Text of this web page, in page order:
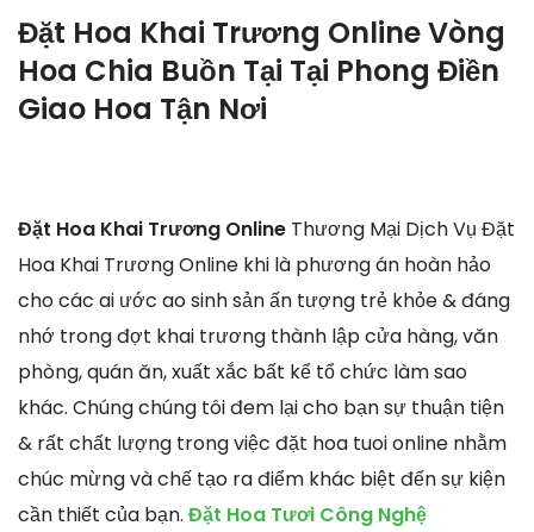
Đặt Hoa Khai Trương Online Vòng
Hoa Chia Buồn Tại Tại Phong Điền
Giao Hoa Tận Nơi
Đặt Hoa Khai Trương Online Thương Mại Dịch Vụ Đặt
Hoa Khai Trương Online khi là phương án hoàn hảo
cho các ai ước ao sinh sản ấn tượng trẻ khỏe & đáng
nhớ trong đợt khai trương thành lập cửa hàng, văn
phòng, quán ăn, xuất xắc bất kể tổ chức làm sao
khác. Chúng chúng tôi đem lại cho bạn sự thuận tiện
& rất chất lượng trong việc đặt hoa tuoi online nhằm
chúc mừng và chế tạo ra điểm khác biệt đến sự kiện
cần thiết của bạn. Đặt Hoa Tươi Công Nghệ